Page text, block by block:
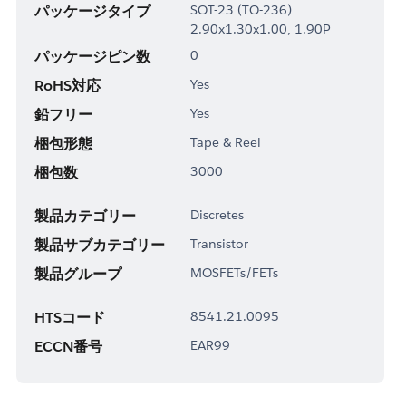
パッケージタイプ
SOT-23 (TO-236)
2.90x1.30x1.00, 1.90P
パッケージピン数 0
RoHS対応 Yes
鉛フリー Yes
梱包形態 Tape & Reel
梱包数 3000
製品カテゴリー Discretes
製品サブカテゴリー Transistor
製品グループ MOSFETs/FETs
HTSコード 8541.21.0095
ECCN番号 EAR99